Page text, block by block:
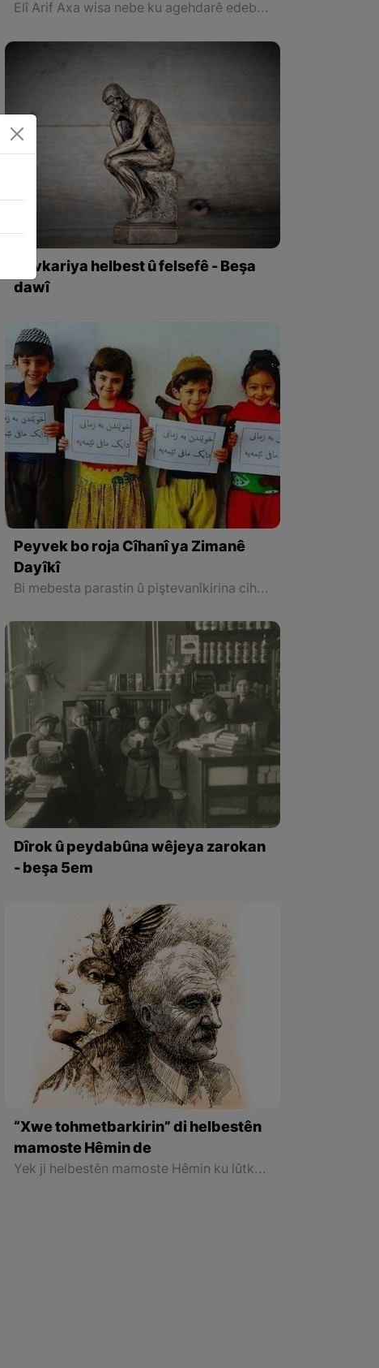
Elî Arif Axa wisa nebe ku agehdarê edebiyata serdema xwe nebûbe. Çimkî her wekî ew di pêşekiya wê kurtiya ku ji bo komên helbestên xwe nivîsiye, behs dike, ew agehdarê helbestên helbestvanên ciwan ên wekî Herdî, Hêmin û Kamran Mukrî bûye, û xuya ye Goran nifşa pey wî bûye, û heta behsa helbestên dîtingehî jî dike û dibêje ez agehdarê wê yekê me ku ew jî hene, lê tevahiya wan bi helbestvanên law zaniye.
Hevkariya helbest û felsefê - Beşa
dawî
Peyvek bo roja Cîhanî ya Zimanê
Dayîkî
Bi mebesta parastin û piştevanîkirina cihêrengî ya ziman û handana perwerdehiya çend zimanî, herwisa ji bo hişyarkirina xelkê ji kevneşopiyên zimanî û kultûran li ser bingeha hevtêgihîştin û lêborînî û diyalogê, Saziya UNSCOyê di kombûna 30 a Konferansa Giştî ya xwe de li sala 1999an, 21ê Şibatê wek roja Cîhanî ya Zimanê Dayîkî diyarî kir. Ev nivîsa jêrîn bi hilkefta vê rojê hatiye nivîsîn.
Dîrok û peydabûna wêjeya zarokan
- beşa 5em
“Xwe tohmetbarkirin” di helbestên
mamoste Hêmin de
Yek ji helbestên mamoste Hêmin ku lûtkeya nerazîbûnê di hember netewa xwe de ye, helbesta “Yadîgara Şîrîn” e. Di serî de ew helbeste bi çend beytan tê destpêkirin ku xwenîre wisa seh dike evîndarê çav û birûyên keçeke Kurd e û mehta wê dike; Lê wisa nîne.